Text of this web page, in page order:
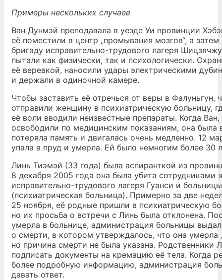
Примеры нескольких случаев
Ван Дунмэй преподавала в уезде Уи провинции
её поместили в центр „промывания мозгов“, а
бригаду исправительно-трудового лагеря
пытали как физически, так и психологически.
её веревкой, наносили удары электрическими
и держали в одиночной камере.
Чтобы заставить её отречься от веры в Фалуньгун,
отправили женщину в психиатрическую больницу,
её воли вводили неизвестные препараты. Когда Ван,
освободили по медицинским показаниям, она была
потеряла память и двигалась очень медленно. 12
упала в пруд и умерла. Ей было немногим более 30
Линь Тиэмэй (33 года) была аспиранткой из
8 декабря 2005 года она была убита сотрудниками
исправительно-трудового лагеря Гуанси и
(психиатрическая больница). Примерно за две
25 ноября, её родные пришли в психиатрическую
но их просьба о встречи с Линь была отклонена.
умерла в больнице, администрация больницы
о смерти, в котором утверждалось, что она умерла
но причина смерти не была указана. Родственники
подписать документы на кремацию её тела. Когда
более подробную информацию, администрация
давать ответ.